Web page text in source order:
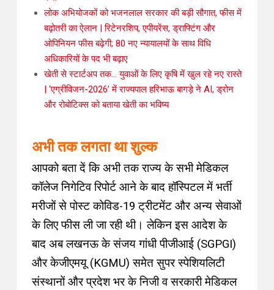
लोक अभियोजकों को भजनलाल सरकार की बड़ी सौगात, फीस में
बढ़ोतरी का ऐलान | रिटेनरशिप, एपीयरेंस, ड्राफ्टिंग और
ओपिनियन फीस बढ़ेगी; 80 नए न्यायालयों के साथ विधि
अधिकारियों के पद भी बढ़ाए
खेती से स्टार्टअप तक… युवाओं के लिए कृषि में खुल रहे नए रास्ते
| ‘एग्रीविजन-2026’ में राज्यपाल हरिभाऊ बागड़े ने AI, ड्रोन
और रोबोटिक्स को बताया खेती का भविष्य
अभी तक लगता था शुल्क
आपकोबता दें कि अभी तक राज्य के सभी मेडिकल
कॉलेज निगेटिव रिपोर्ट आने के बाद हॉस्पिटल में भर्ती
मरीजों से पोस्ट कोविड-19 ट्रीटमेंट और अन्य सेवाओं
के लिए फीस ली जा रही थी। लेकिन इस आदेश के
बाद अब लखनऊ के संजय गांधी पीजीआई (SGPGI)
और केजीएमयू (KGMU) समेत सुपर स्पेशियलिटी
संस्थानों और प्रदेश भर के निजी व सरकारी मेडिकल